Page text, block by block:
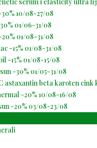
10/08-27/08
01/06-31/08
01/08-31/08
-15% 01/08-31/08
-15% 01/08-15/08
-30% 01/05-31/08
astaxantin beta karoten cink
-20% 10/08-16/08
-20% 03/08-23/08